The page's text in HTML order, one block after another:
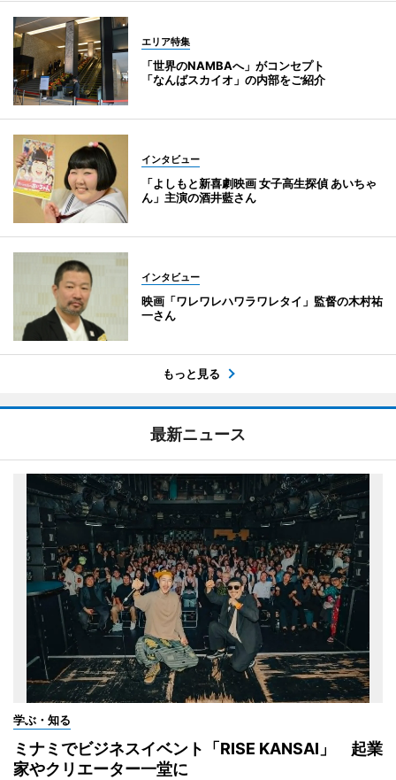
エリア特集
「世界のNAMBAへ」がコンセプト
「なんばスカイオ」の内部をご紹介
インタビュー
「よしもと新喜劇映画 女子高生探偵 あいちゃ
ん」主演の酒井藍さん
インタビュー
映画「ワレワレハワラワレタイ」監督の木村祐
一さん
もっと見る
最新ニュース
学ぶ・知る
ミナミでビジネスイベント「RISE KANSAI」 起業
家やクリエーター一堂に